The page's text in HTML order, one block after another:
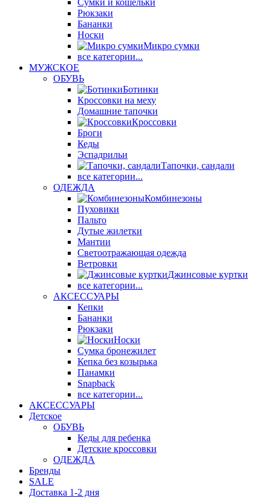
Сумки и кошельки
Рюкзаки
Бананки
Носки
Микро сумки
все категории...
МУЖСКОЕ
ОБУВЬ
Ботинки
Кроссовки на меху
Домашние тапочки
Кроссовки
Броги
Кеды
Эспадрильи
Тапочки, сандали
все категории...
ОДЕЖДА
Комбинезоны
Пуховики
Пальто
Дутые жилетки
Мантии
Светоотражающая одежда
Ветровки
Джинсовые куртки
все категории...
АКСЕССУАРЫ
Кепки
Бананки
Рюкзаки
Носки
Сумка бронежилет
Кепка без козырька
Панамки
Snapback
все категории...
АКСЕССУАРЫ
Детское
ОБУВЬ
Кеды для ребенка
Детские кроссовки
ОДЕЖДА
Бренды
SALE
Доставка 1-2 дня